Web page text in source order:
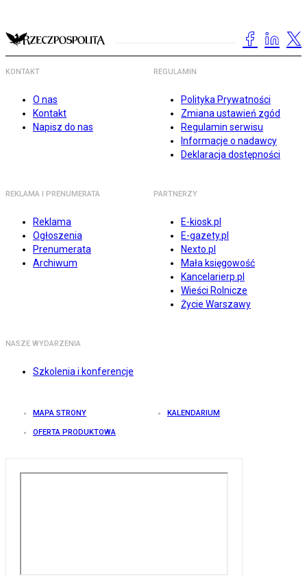
KONTAKT
O nas
Kontakt
Napisz do nas
REGULAMIN
Polityka Prywatności
Zmiana ustawień zgód
Regulamin serwisu
Informacje o nadawcy
Deklaracja dostępności
REKLAMA I PRENUMERATA
Reklama
Ogłoszenia
Prenumerata
Archiwum
PARTNERZY
E-kiosk.pl
E-gazety.pl
Nexto.pl
Mała księgowość
Kancelarierp.pl
Wieści Rolnicze
Życie Warszawy
NASZE WYDARZENIA
Szkolenia i konferencje
MAPA STRONY KALENDARIUM
OFERTA PRODUKTOWA